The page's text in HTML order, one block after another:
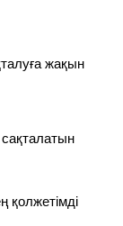
жақын
қолжетімді